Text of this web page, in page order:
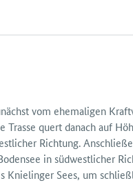
vom ehemaligen
quert danach auf
Richtung.
in süd­westlicher
Sees, um